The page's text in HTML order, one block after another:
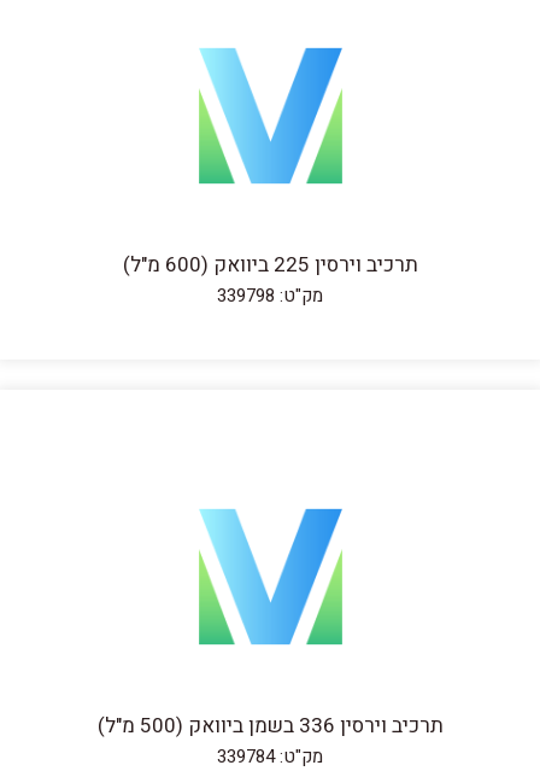
תרכיב וירסין 225 ביוואק (600 מ"ל)
מק"ט: 339798
תרכיב וירסין 336 בשמן ביוואק (500 מ"ל)
מק"ט: 339784